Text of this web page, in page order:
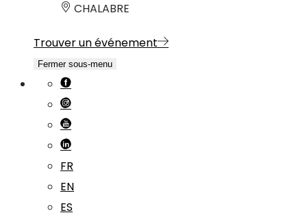
CHALABRE
Trouver un événement
Fermer sous-menu
FR
EN
ES